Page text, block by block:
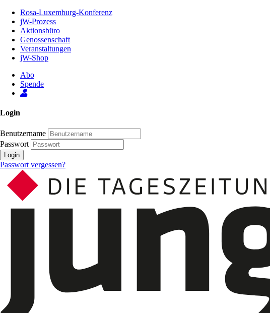
Inhalt
Seite
Rosa-Luxemburg-Konferenz
jW-Prozess
Aktionsbüro
Genossenschaft
Veranstaltungen
jW-Shop
Abo
Spende
Login
Benutzername
Passwort
Login
Passwort vergessen?